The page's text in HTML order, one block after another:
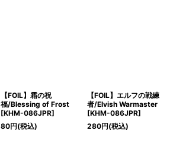
【FOIL】霜の祝
福/Blessing of Frost
[KHM-086JPR]
80円(税込)
【FOIL】エルフの戦練
者/Elvish Warmaster
[KHM-086JPR]
280円(税込)